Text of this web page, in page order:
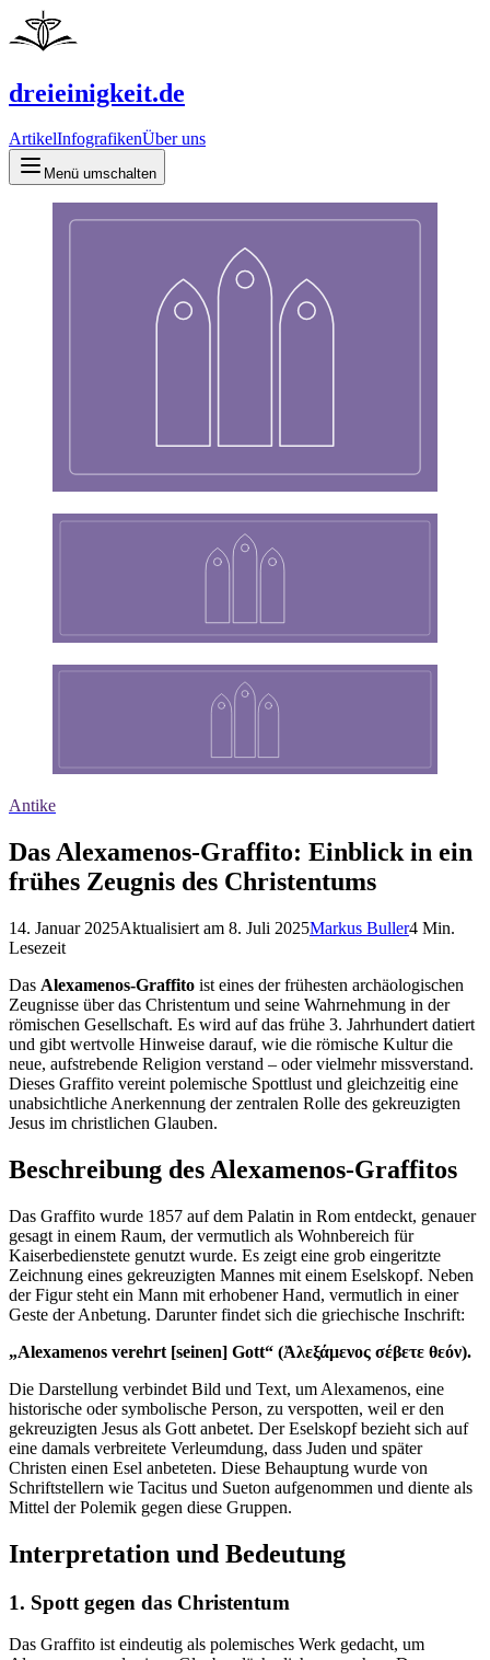
dreieinigkeit.de
ArtikelInfografikenÜber uns
Menü umschalten
Antike
Das Alexamenos-Graffito: Einblick in ein
frühes Zeugnis des Christentums
14. Januar 2025Aktualisiert am 8. Juli 2025Markus Buller4 Min.
Lesezeit
Das Alexamenos-Graffito ist eines der frühesten archäologischen
Zeugnisse über das Christentum und seine Wahrnehmung in der
römischen Gesellschaft. Es wird auf das frühe 3. Jahrhundert datiert
und gibt wertvolle Hinweise darauf, wie die römische Kultur die
neue, aufstrebende Religion verstand – oder vielmehr missverstand.
Dieses Graffito vereint polemische Spottlust und gleichzeitig eine
unabsichtliche Anerkennung der zentralen Rolle des gekreuzigten
Jesus im christlichen Glauben.
Beschreibung des Alexamenos-Graffitos
Das Graffito wurde 1857 auf dem Palatin in Rom entdeckt, genauer
gesagt in einem Raum, der vermutlich als Wohnbereich für
Kaiserbedienstete genutzt wurde. Es zeigt eine grob eingeritzte
Zeichnung eines gekreuzigten Mannes mit einem Eselskopf. Neben
der Figur steht ein Mann mit erhobener Hand, vermutlich in einer
Geste der Anbetung. Darunter findet sich die griechische Inschrift:
„Alexamenos verehrt [seinen] Gott“ (Ἀλεξάμενος σέβετε θεόν).
Die Darstellung verbindet Bild und Text, um Alexamenos, eine
historische oder symbolische Person, zu verspotten, weil er den
gekreuzigten Jesus als Gott anbetet. Der Eselskopf bezieht sich auf
eine damals verbreitete Verleumdung, dass Juden und später
Christen einen Esel anbeteten. Diese Behauptung wurde von
Schriftstellern wie Tacitus und Sueton aufgenommen und diente als
Mittel der Polemik gegen diese Gruppen.
Interpretation und Bedeutung
1. Spott gegen das Christentum
Das Graffito ist eindeutig als polemisches Werk gedacht, um